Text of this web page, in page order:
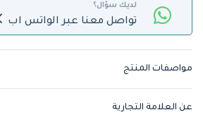
لديك سؤال؟
تواصل معنا عبر الواتس اب
مواصفات المنتج
عن العلامة التجارية